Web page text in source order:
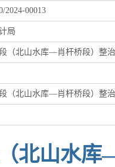
2024-00013
局
（北山水库—肖杆桥段）整
（北山水库—肖杆桥段）整
北山水库